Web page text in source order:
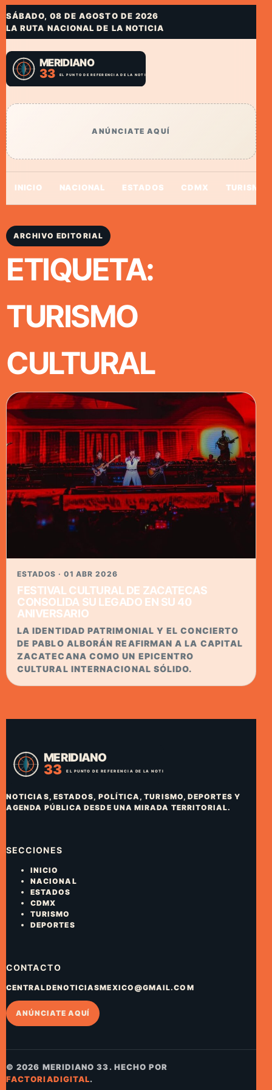
SÁBADO, 08 DE AGOSTO DE 2026
LA RUTA NACIONAL DE LA NOTICIA
ANÚNCIATE AQUÍ
INICIO NACIONAL ESTADOS CDMX TURISMO
ARCHIVO EDITORIAL
ETIQUETA:
TURISMO
CULTURAL
ESTADOS · 01 ABR 2026
FESTIVAL CULTURAL DE ZACATECAS
CONSOLIDA SU LEGADO EN SU 40
ANIVERSARIO
LA IDENTIDAD PATRIMONIAL Y EL CONCIERTO
DE PABLO ALBORÁN REAFIRMAN A LA CAPITAL
ZACATECANA COMO UN EPICENTRO
CULTURAL INTERNACIONAL SÓLIDO.
NOTICIAS, ESTADOS, POLÍTICA, TURISMO, DEPORTES Y
AGENDA PÚBLICA DESDE UNA MIRADA TERRITORIAL.
SECCIONES
INICIO
NACIONAL
ESTADOS
CDMX
TURISMO
DEPORTES
CONTACTO
CENTRALDENOTICIASMEXICO@GMAIL.COM
ANÚNCIATE AQUÍ
© 2026 MERIDIANO 33. HECHO POR
FACTORIADIGITAL.